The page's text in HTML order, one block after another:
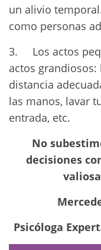
un alivio
como personas
3. Los actos
actos
distancia
las manos, lavar
entrada, etc.
No
decisiones
Psicóloga